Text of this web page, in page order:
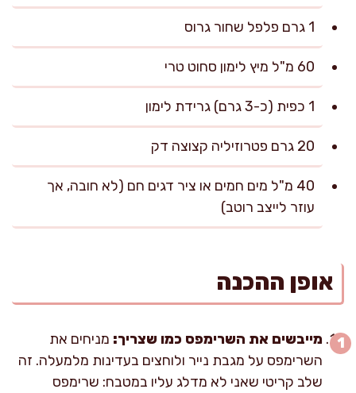
1 גרם פלפל שחור גרוס
60 מ"ל מיץ לימון סחוט טרי
1 כפית (כ-3 גרם) גרידת לימון
20 גרם פטרוזיליה קצוצה דק
40 מ"ל מים חמים או ציר דגים חם (לא חובה, אך
עוזר לייצב רוטב)
אופן ההכנה
מייבשים את השרימפס כמו שצריך: מניחים את
השרימפס על מגבת נייר ולוחצים בעדינות מלמעלה. זה
שלב קריטי שאני לא מדלג עליו במטבח: שרימפס